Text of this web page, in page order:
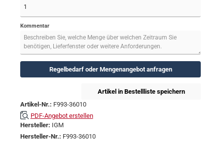
Kommentar
Regelbedarf oder Mengenangebot anfragen
Artikel in Bestellliste speichern
Artikel-Nr.: F993-36010
PDF-Angebot erstellen
Hersteller: IGM
Hersteller-Nr.: F993-36010